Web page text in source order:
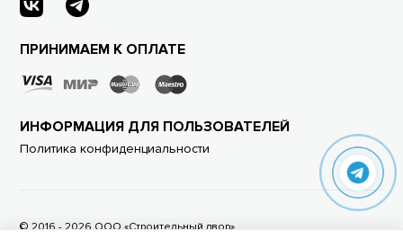
ПРИНИМАЕМ К ОПЛАТЕ
ИНФОРМАЦИЯ ДЛЯ ПОЛЬЗОВАТЕЛЕЙ
Политика конфиденциальности
© 2016 - 2026 ООО «Строительный двор»